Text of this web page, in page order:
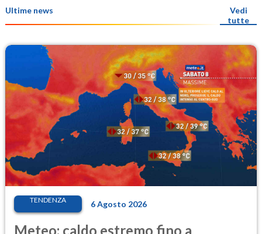
Ultime news
Vedi
tutte
TENDENZA 6 Agosto 2026
Meteo: caldo estremo fino a